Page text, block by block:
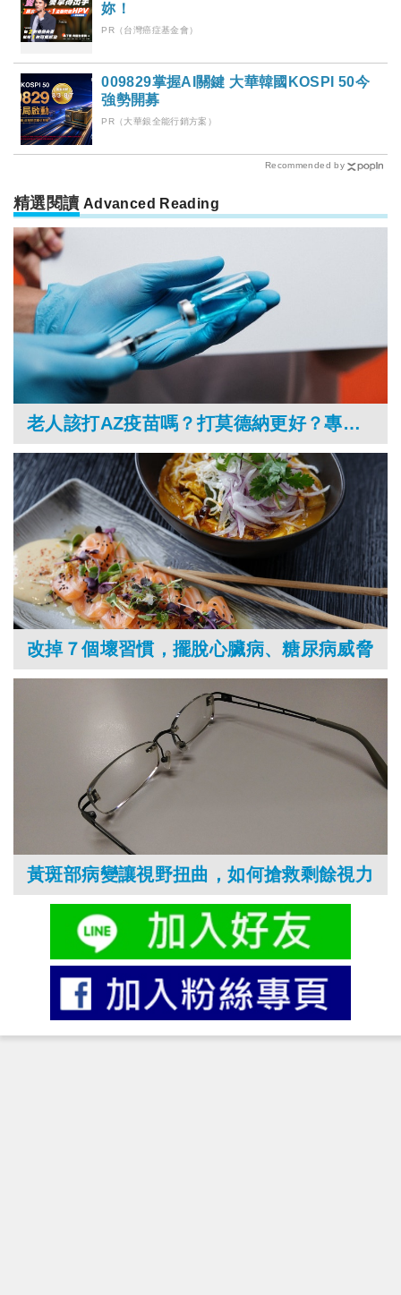
妳！
PR（台灣癌症基金會）
009829掌握AI關鍵 大華韓國KOSPI 50今
強勢開募
PR（大華銀全能行銷方案）
Recommended by
精選閱讀 Advanced Reading
老人該打AZ疫苗嗎？打莫德納更好？專家建議這樣評估
改掉７個壞習慣，擺脫心臟病、糖尿病威脅
黃斑部病變讓視野扭曲，如何搶救剩餘視力